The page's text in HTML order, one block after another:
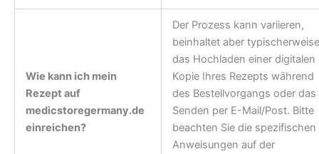
Wie kann ich mein
Rezept auf
medicstoregermany.de
einreichen?
Der Prozess kann variieren,
beinhaltet aber typischerweise
das Hochladen einer digitalen
Kopie Ihres Rezepts während
des Bestellvorgangs oder das
Senden per E-Mail/Post. Bitte
beachten Sie die spezifischen
Anweisungen auf der